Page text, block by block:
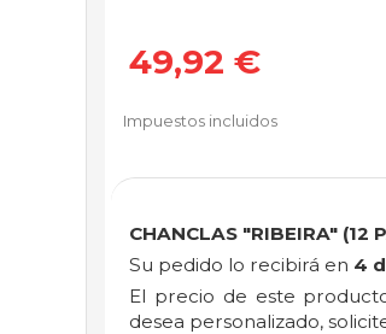
49,92 €
Impuestos incluidos
CHANCLAS "RIBEIRA" (12
Su pedido lo recibirá en 4
El precio de este
desea personalizado,